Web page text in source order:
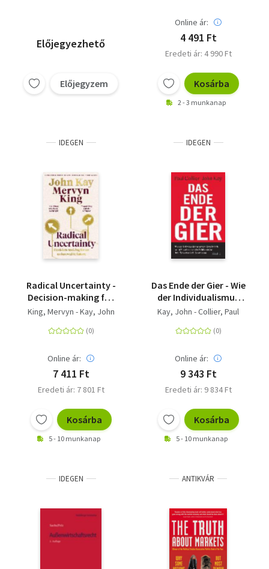
Előjegyezhető
Előjegyzem
Online ár:
4 491 Ft
Eredeti ár: 4 990 Ft
Kosárba
2 - 3 munkanap
IDEGEN
Radical Uncertainty -
Decision-making for
an unknowable future
King, Mervyn - Kay, John
Online ár:
7 411 Ft
Eredeti ár: 7 801 Ft
Kosárba
5 - 10 munkanap
IDEGEN
Das Ende der Gier - Wie
der Individualismus
unsere Gesellschaft
die Politik wieder dem
muss
Kay, John - Collier, Paul
Online ár:
9 343 Ft
Eredeti ár: 9 834 Ft
Kosárba
5 - 10 munkanap
IDEGEN ANTIKVÁR